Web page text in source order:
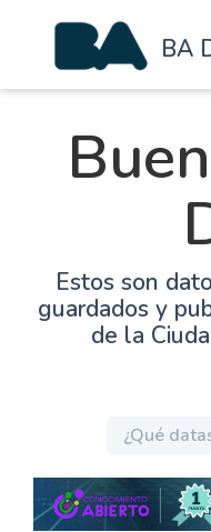
BA
Estos son
guardados y
de la